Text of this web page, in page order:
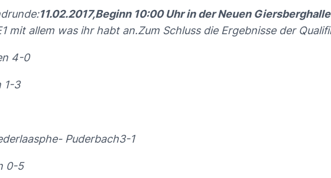
11.02.2017,Beginn 10:00 Uhr in der Neuen
mit allem was ihr habt an.Zum Schluss die Ergebnisse der
4-0
1-3
Puderbach3-1
0-5